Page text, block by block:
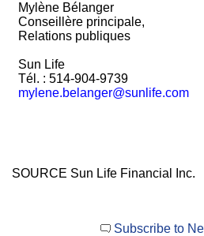
Mylène Bélanger
Conseillère principale,
Relations publiques
Sun Life
Tél. : 514-904-9739
mylene.belanger@sunlife.com
SOURCE Sun Life Financial Inc.
Subscribe to